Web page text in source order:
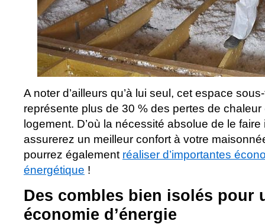
A noter d’ailleurs qu’à lui seul, cet espace
représente plus de 30 % des pertes de chaleur
logement. D’où la nécessité absolue de le
assurerez un meilleur confort à votre
pourrez également réaliser d’importantes
énergétique !
Des combles bien isolés pour
économie d’énergie